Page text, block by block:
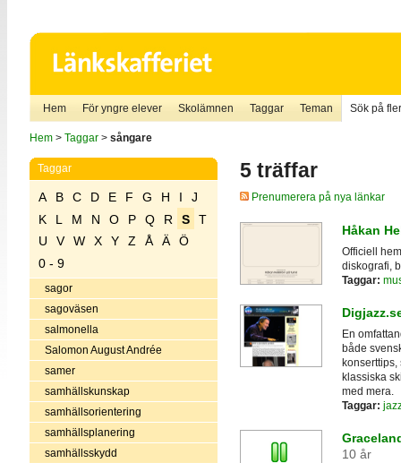
Hem För yngre elever Skolämnen Taggar Teman Sök på
Hem> Taggar> sångare
Taggar
A B C D E F G H I
J
K
L M N O P Q R S
T
U
V W X Y Z Å Ä
Ö
0 - 9
sagor
sagoväsen
salmonella
Salomon August Andrée
samer
samhällskunskap
samhällsorientering
samhällsplanering
samhällsskydd
5 träffar
Prenumerera på nya länkar
Håkan
Officiell
diskografi,
Taggar:
En
både
klassiska
med mera.
Taggar:
10 år